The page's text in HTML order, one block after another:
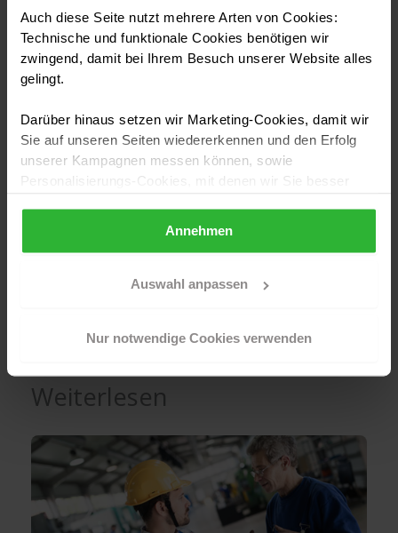
Auch diese Seite nutzt mehrere Arten von Cookies:
Technische und funktionale Cookies benötigen wir
zwingend, damit bei Ihrem Besuch unserer Website alles
gelingt.
Darüber hinaus setzen wir Marketing-Cookies, damit wir
Sie auf unseren Seiten wiedererkennen und den Erfolg
unserer Kampagnen messen können, sowie
Personalisierungs-Cookies, mit denen wir Sie besser
jederzeit über Ihren Browser tun. Sie können natürlich
das Funktionieren unserer Seite zwingend erforderlich
Sind Sie über 16? Dann willigen Sie mit „Annehmen“ in
Annehmen
Auswahl anpassen
Nur notwendige Cookies verwenden
Mika Lehmann Redakteurin für Handwerk und
Sanierung
studiert und gehört seit 2018 zu den produktivsten
Autorinnen des Blauarbeit-Ratgebers. Kaum ein
Gewerk, zu dem sie noch nicht geschrieben hat: Ihre
Schwerpunkte sind Handwerkskosten, Sanierung und
Energie. Ihr Steckenpferd sind die Zahlen: Was kostet
Weiterlesen